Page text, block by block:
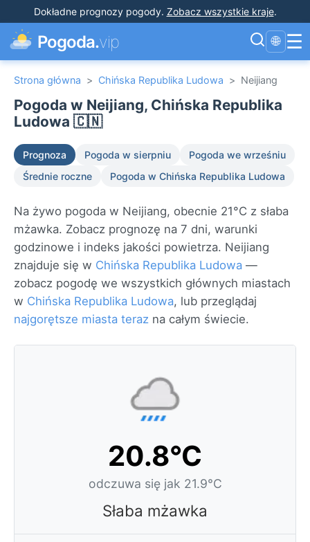
Dokładne prognozy pogody. Zobacz wszystkie kraje.
Pogoda.vip 🌐 ☰
Strona główna > Chińska Republika Ludowa > Neijiang
Pogoda w Neijiang, Chińska Republika
Ludowa 🇨🇳
Prognoza Pogoda w sierpniu
Pogoda we wrześniu
Średnie roczne
Pogoda w Chińska Republika Ludowa
Na żywo pogoda w Neijiang, obecnie 21°C z słaba
mżawka. Zobacz prognozę na 7 dni, warunki
godzinowe i indeks jakości powietrza. Neijiang
znajduje się w Chińska Republika Ludowa —
zobacz pogodę we wszystkich głównych miastach
w Chińska Republika Ludowa, lub przeglądaj
najgorętsze miasta teraz na całym świecie.
20.8°C
odczuwa się jak 21.9°C
Słaba mżawka